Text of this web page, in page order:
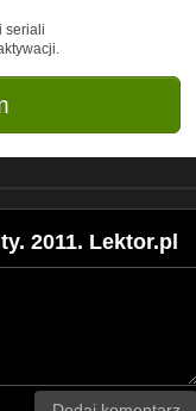
seriali
2011. Lektor.pl